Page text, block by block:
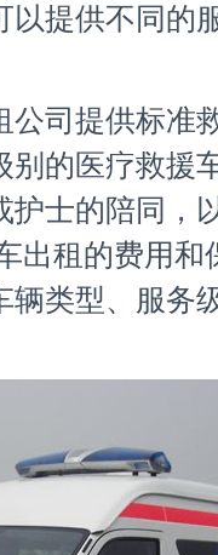
以提供不同的
公司提供标准
别的医疗救援
护士的陪同，
出租的费用和
辆类型、服务